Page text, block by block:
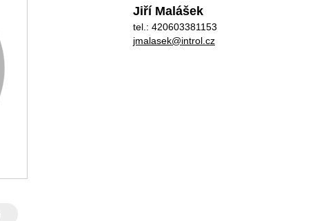
Jiří Malášek
tel.: 420603381153
jmalasek@introl.cz